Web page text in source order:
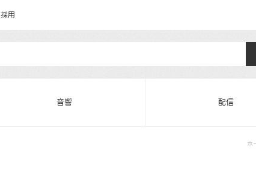
採用
音響 配信
ホ